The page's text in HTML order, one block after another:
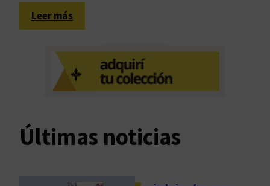
Leer más:
E
a
y
e
e
Últimas noticias